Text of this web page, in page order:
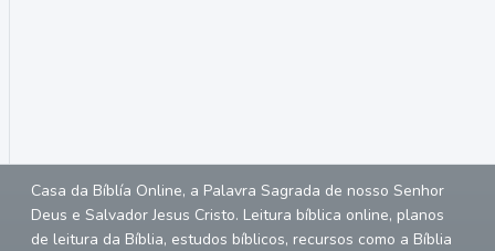
Casa da Bíblía Online, a Palavra Sagrada de nosso Senhor
Deus e Salvador Jesus Cristo. Leitura bíblica online, planos
de leitura da Bíblia, estudos bíblicos, recursos como a Bíblia